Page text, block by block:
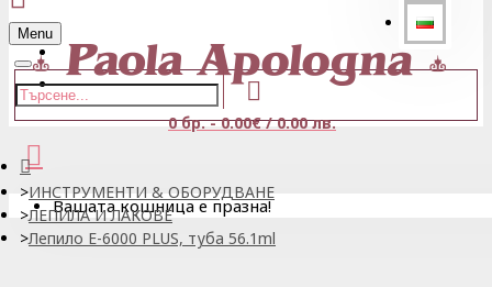
Регистрация
Menu
0 бр. - 0.00€ / 0.00 лв.
Вашата кошница е празна!
ИНСТРУМЕНТИ & ОБОРУДВАНЕ
ЛЕПИЛА И ЛАКОВЕ
Лепило E-6000 PLUS, туба 56.1ml